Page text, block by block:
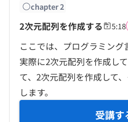
chapter2
2次元配列を作成する 5:18
ここでは、プログラミング
実際に2次元配列を作成し
て、2次元配列を作成して
します。
受講す